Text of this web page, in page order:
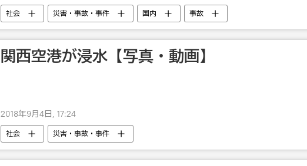
社会 災害・事故・事件 国内 事故
関西空港が浸水【写真・動画】
2018年9月4日, 17:24
社会 災害・事故・事件